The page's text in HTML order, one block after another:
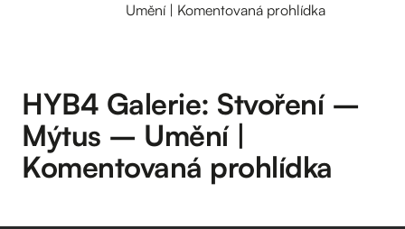
Umění | Komentovaná prohlídka
HYB4 Galerie: Stvoření –
Mýtus – Umění |
Komentovaná prohlídka